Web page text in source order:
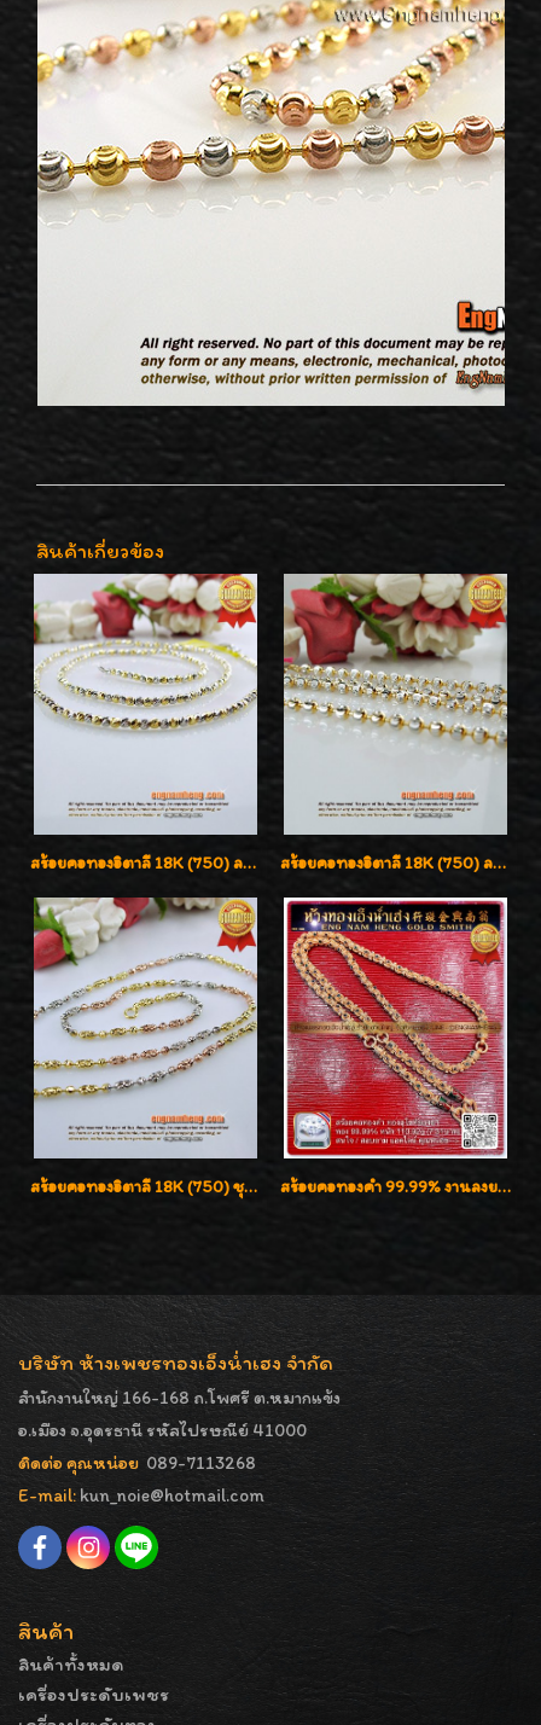
สินค้าเกี่ยวข้อง
สร้อยคอทองอิตาลี 18K (750) ลายสวยตัดเหลี่ยมคมชัด ใส่สวยน่ารักค่ะ สร้อยคอทองอิตาลี 18K (750) ลายยินตันแกะมูนคัดสวย ลายนี้เงามากๆค่ะ ใส่ทนแข็งแรง
สร้อยคอทองอิตาลี 18K (750) ชุบ 3 สี แกะลายสวยรุ่นใหม่ ลายละเอียดเงาวิบวับค่ะ สร้อยคอทองคำ 99.99% งานลงยาสุโขทัยแท้ งานช่างทองโบราณ หรูหรา น่าสะสมค่ะ
บริษัท ห้างเพชรทองเอ็งน่ำเฮง จำกัด
สำนักงานใหญ่ 166-168 ถ.โพศรี ต.หมากแข้ง
อ.เมือง จ.อุดรธานี รหัสไปรษณีย์ 41000
ติดต่อ คุณหน่อย 089-7113268
E-mail: kun_noie@hotmail.com
สินค้า
สินค้าทั้งหมด
เครื่องประดับเพชร